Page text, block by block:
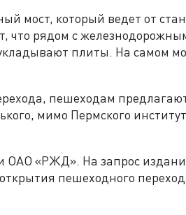
мост, который ведет от
что рядом с
плиты. На самом
пешеходам
мимо Пермского
«РЖД». На запрос
пешеходного